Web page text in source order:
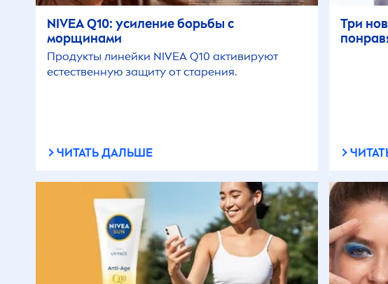
NIVEAQ10: усиление борьбы с
морщинами
Продукты линейки NIVEA Q10 активируют
естественную защиту от старения.
ЧИТАТЬ ДАЛЬШЕ
Три